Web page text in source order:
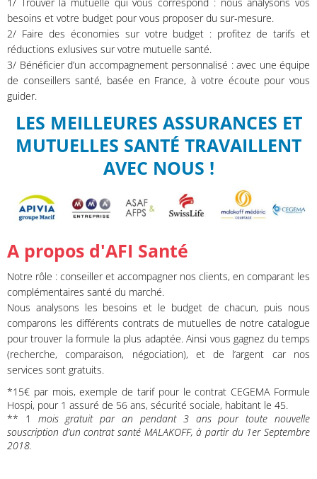
besoins et votre budget pour vous proposer du sur-mesure.
2/ Faire des économies sur votre budget : profitez de tarifs et
réductions exlusives sur votre mutuelle santé.
3/ Bénéficier d’un accompagnement personnalisé : avec une équipe
de conseillers santé, basée en France, à votre écoute pour vous
guider.
LES MEILLEURES ASSURANCES ET
MUTUELLES SANTÉ TRAVAILLENT
AVEC NOUS !
A propos d'AFI Santé
Notre rôle : conseiller et accompagner nos clients, en comparant les
complémentaires santé du marché.
Nous analysons les besoins et le budget de chacun, puis nous
comparons les différents contrats de mutuelles de notre catalogue
pour trouver la formule la plus adaptée. Ainsi vous gagnez du temps
(recherche, comparaison, négociation), et de l’argent car nos
services sont gratuits.
*15€ par mois, exemple de tarif pour le contrat CEGEMA Formule
Hospi, pour 1 assuré de 56 ans, sécurité sociale, habitant le 45.
** 1
mois gratuit par an pendant 3 ans pour toute nouvelle
souscription d’un contrat santé MALAKOFF, à partir du 1er Septembre
2018.